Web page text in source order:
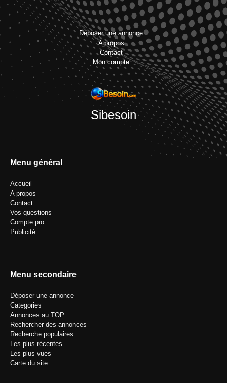
Déposer une annonce
A propos
Contact
Mon compte
Sibesoin
Menu général
Accueil
A propos
Contact
Vos questions
Compte pro
Publicité
Menu secondaire
Déposer une annonce
Categories
Annonces au TOP
Rechercher des annonces
Recherche populaires
Les plus récentes
Les plus vues
Carte du site